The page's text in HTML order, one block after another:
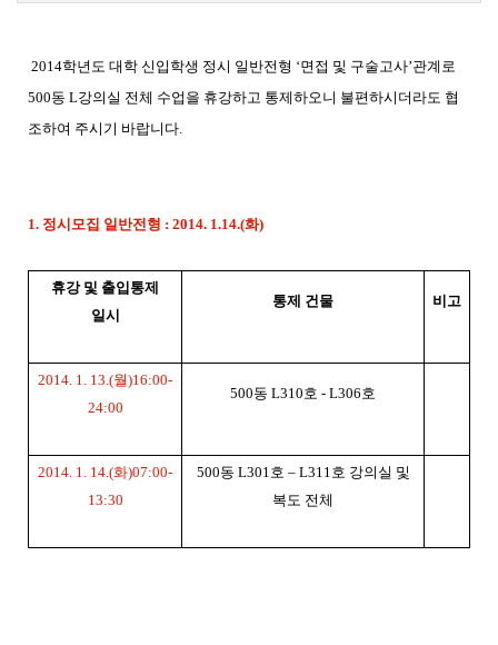
2014학년도 대학 신입학생 정시 일반전형 ‘면접 및 구술고사’관계로
500동 L강의실 전체 수업을 휴강하고 통제하오니 불편하시더라도 협
조하여 주시기 바랍니다.
1. 정시모집 일반전형 : 2014. 1.14.(화)
휴강 및 출입통제
일시
통제 건물 비고
2014. 1. 13.(월)16:00-
24:00
500동 L310호 - L306호
2014. 1. 14.(화)07:00-
13:30
500동 L301 호 – L311 호 강의실 및
복도 전체